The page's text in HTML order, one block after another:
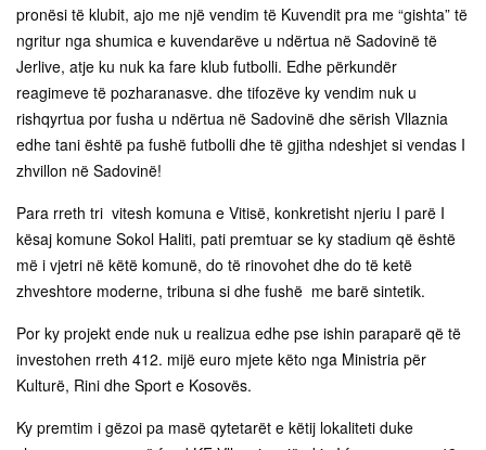
pronësi të klubit, ajo me një vendim të Kuvendit pra me “gishta” të
ngritur nga shumica e kuvendarëve u ndërtua në Sadovinë të
Jerlive, atje ku nuk ka fare klub futbolli. Edhe përkundër
reagimeve të pozharanasve. dhe tifozëve ky vendim nuk u
rishqyrtua por fusha u ndërtua në Sadovinë dhe sërish Vllaznia
edhe tani është pa fushë futbolli dhe të gjitha ndeshjet si vendas I
zhvillon në Sadovinë!
Para rreth tri vitesh komuna e Vitisë, konkretisht njeriu I parë I
kësaj komune Sokol Haliti, pati premtuar se ky stadium që është
më i vjetri në këtë komunë, do të rinovohet dhe do të ketë
zhveshtore moderne, tribuna si dhe fushë me barë sintetik.
Por ky projekt ende nuk u realizua edhe pse ishin paraparë që të
investohen rreth 412. mijë euro mjete këto nga Ministria për
Kulturë, Rini dhe Sport e Kosovës.
Ky premtim i gëzoi pa masë qytetarët e këtij lokaliteti duke